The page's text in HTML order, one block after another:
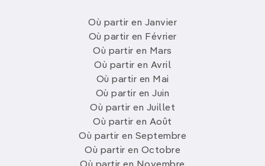
Où partir en Janvier
Où partir en Février
Où partir en Mars
Où partir en Avril
Où partir en Mai
Où partir en Juin
Où partir en Juillet
Où partir en Août
Où partir en Septembre
Où partir en Octobre